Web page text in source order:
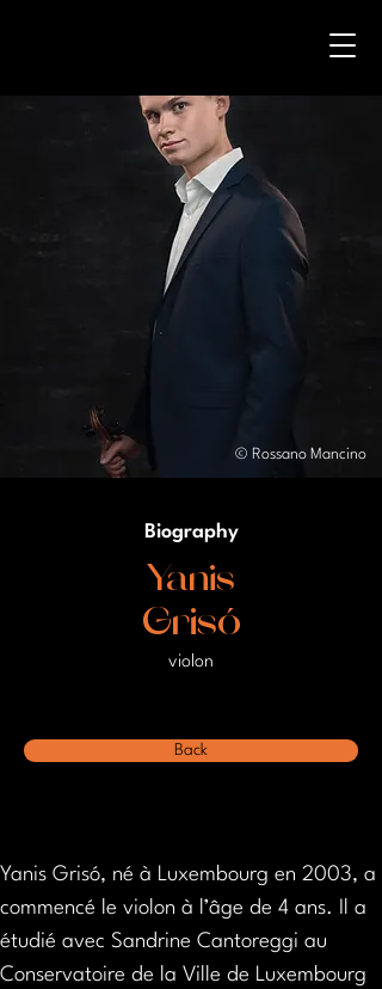
© Rossano Mancino
Biography
Yanis
Grisó
violon
Back
Yanis Grisó, né à Luxembourg en 2003, a
commencé le violon à l’âge de 4 ans. Il a
étudié avec Sandrine Cantoreggi au
Conservatoire de la Ville de Luxembourg